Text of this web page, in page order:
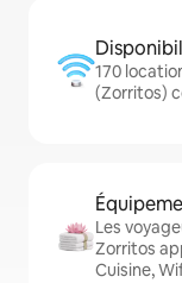
170
(Zorritos)
Les
Zorritos
Cuisine,